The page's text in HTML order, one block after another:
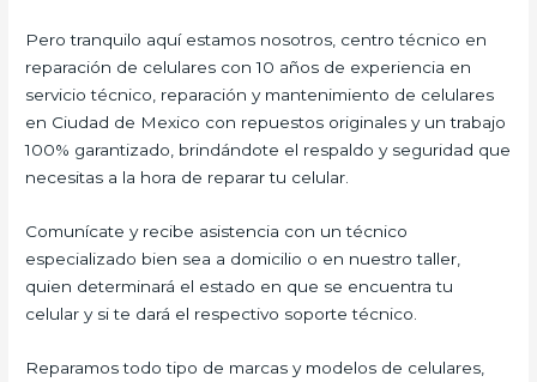
Pero tranquilo aquí estamos nosotros, centro técnico en
reparación de celulares con 10 años de experiencia en
servicio técnico, reparación y mantenimiento de celulares
en Ciudad de Mexico con repuestos originales y un trabajo
100% garantizado, brindándote el respaldo y seguridad que
necesitas a la hora de reparar tu celular.
Comunícate y recibe asistencia con un técnico
especializado bien sea a domicilio o en nuestro taller,
quien determinará el estado en que se encuentra tu
celular y si te dará el respectivo soporte técnico.
Reparamos todo tipo de marcas y modelos de celulares,